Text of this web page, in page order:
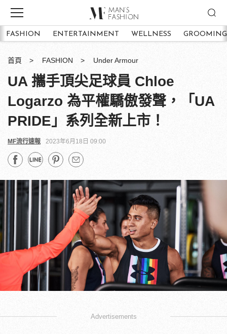
FASHION ENTERTAINMENT WELLNESS GROOMING
首頁 FASHION Under Armour
UA 攜手頂尖足球員 Chloe
Logarzo 為平權驕傲發聲，「UA
PRIDE」系列全新上市！
MF流行速報 2023年6月18日 09:00
Advertisements